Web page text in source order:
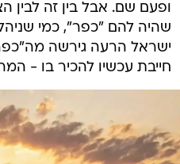
ופעם שם. אבל בין זה לבין
שהיה להם "כפר", כמי
ישראל הרעה גירשה
חייבת עכשיו להכיר בו -